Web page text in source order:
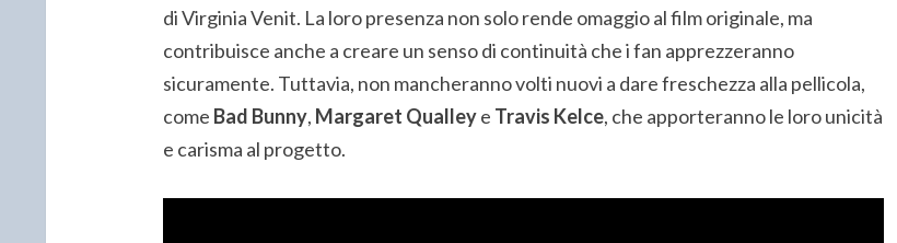
di Virginia Venit. La loro presenza non solo rende omaggio al film originale, ma
contribuisce anche a creare un senso di continuità che i fan apprezzeranno
sicuramente. Tuttavia, non mancheranno volti nuovi a dare freschezza alla pellicola,
come Bad Bunny, Margaret Qualleye Travis Kelce, che apporteranno le loro unicità
e carisma al progetto.